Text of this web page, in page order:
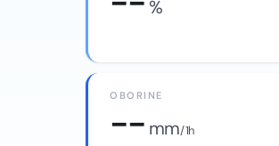
%
OBORINE
-- mm/ 1h